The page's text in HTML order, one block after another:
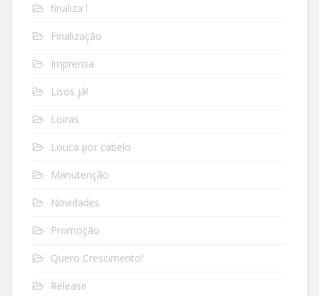
finaliza !
Finalização
Imprensa
Lisos já!
Loiras
Louca por cabelo
Manutenção
Novidades
Promoção
Quero Crescimento!
Release